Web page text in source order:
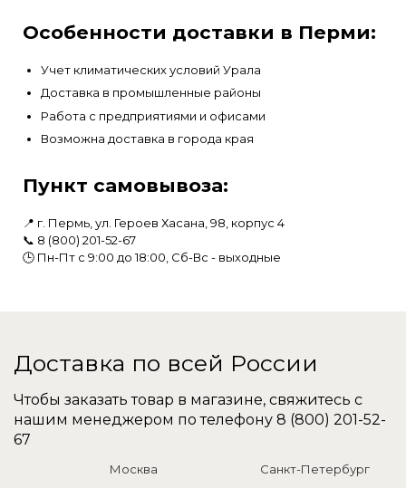
Особенности доставки в Перми:
Учет климатических условий Урала
Доставка в промышленные районы
Работа с предприятиями и офисами
Возможна доставка в города края
Пункт самовывоза:
📍 г. Пермь, ул. Героев Хасана, 98, корпус 4
📞 8 (800) 201-52-67
🕒 Пн-Пт с 9:00 до 18:00, Сб-Вс - выходные
Доставка по всей России
Чтобы заказать товар в магазине, свяжитесь с
нашим менеджером по телефону 8 (800) 201-52-
67
Москва
Санкт-Петербург